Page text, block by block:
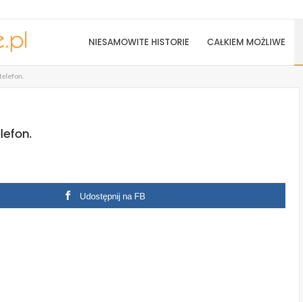
NIESAMOWITE HISTORIE CAŁKIEM MOŻLIWE
Udostępnij na FB